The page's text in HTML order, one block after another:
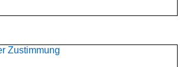
Zustimmung